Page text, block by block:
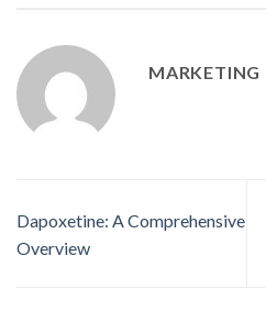
MARKETING
Dapoxetine: A Comprehensive
Overview